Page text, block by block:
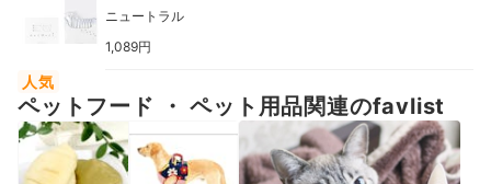
ニュートラル
1,089円
人気
ペットフード ・ ペット用品関連のfavlist